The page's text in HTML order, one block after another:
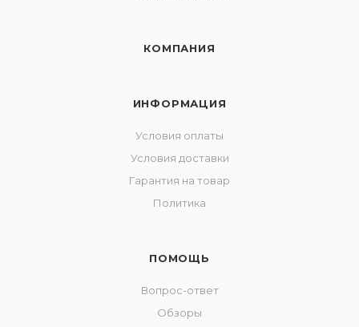
КОМПАНИЯ
ИНФОРМАЦИЯ
Условия оплаты
Условия доставки
Гарантия на товар
Политика
ПОМОЩЬ
Вопрос-ответ
Обзоры